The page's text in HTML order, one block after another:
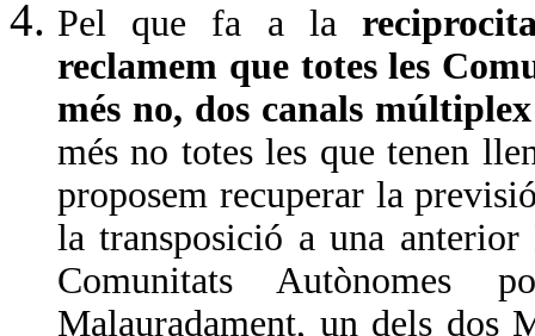
Pel que fa a la
reclamem que totes les
més no, dos canals
més no totes les que tenen
proposem recuperar la
la transposició a una
Comunitats Autònomes
Malauradament, un dels dos